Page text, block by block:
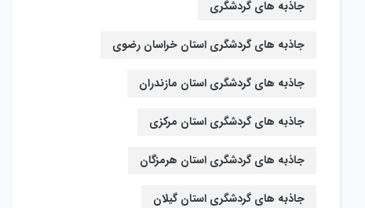
جاذبه های گردشگری
جاذبه های گردشگری استان خراسان رضوی
جاذبه های گردشگری استان مازندران
جاذبه های گردشگری استان مرکزی
جاذبه های گردشگری استان هرمزگان
جاذبه های گردشگری استان گیلان